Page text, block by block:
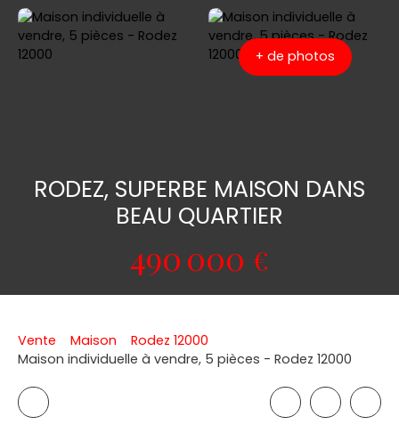
+ de photos
RODEZ, SUPERBE MAISON DANS
BEAU QUARTIER
490 000 €
Vente Maison
Rodez 12000
Maison individuelle à vendre, 5 pièces - Rodez 12000